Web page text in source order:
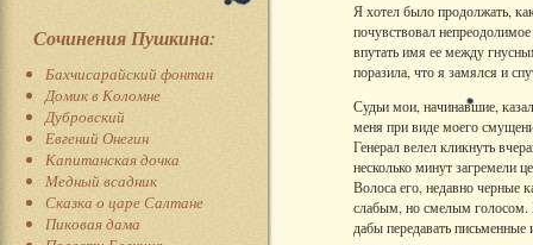
Сочинения Пушкина:
Бахчисарайский фонтан
Домик в Коломне
Дубровский
Евгений Онегин
Капитанская дочка
Медный всадник
Сказка о царе Салтане
Пиковая дама
Я хотел было продолжать,
почувствовал
впутать имя ее между
поразила, что я замялся и
Судьи мои, начинавшие,
меня при виде моего
Генерал велел кликнуть
несколько минут загремели
Волоса его, недавно черные
слабым, но смелым голосом.
дабы передавать письменные